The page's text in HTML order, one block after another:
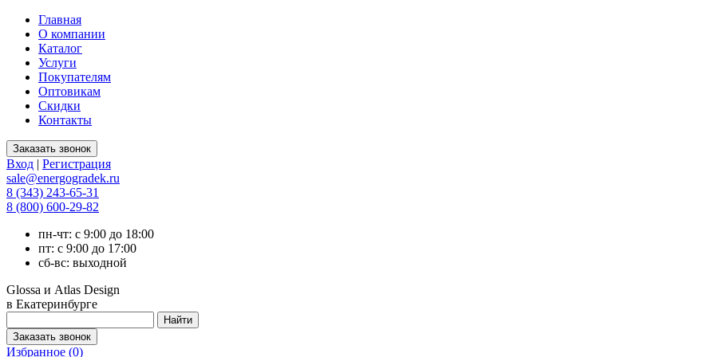
Главная
О компании
Каталог
Услуги
Покупателям
Оптовикам
Скидки
Контакты
Вход | Регистрация
sale@energogradek.ru
8 (343) 243-65-31
8 (800) 600-29-82
пн-чт: с 9:00 до 18:00
пт: с 9:00 до 17:00
сб-вс: выходной
Glossa и Atlas Design
в Екатеринбурге
Избранное (0)